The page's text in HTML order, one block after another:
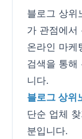
블로그 상위
가 관점에서
온라인 마케
검색을 통해
니다.
블로그 상위
단순 업체
분입니다.